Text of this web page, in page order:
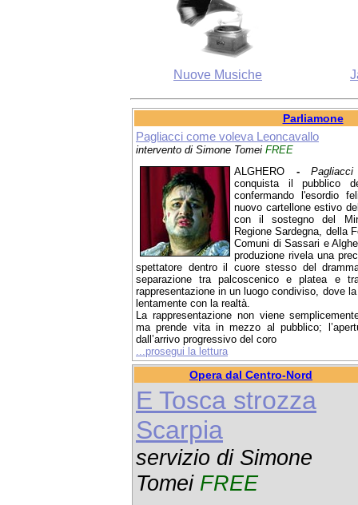
Nuove Musiche
Parliamone
Pagliacci come voleva Leoncavallo
intervento di Simone Tomei FREE
ALGHERO -Pagliacci
conquista il pubblico
confermando l'esordio
nuovo cartellone estivo
con il sostegno del
Regione Sardegna, della
Comuni di Sassari e
produzione rivela una
spettatore dentro il cuore stesso del
separazione tra palcoscenico e platea e
rappresentazione in un luogo condiviso, dove
lentamente con la realtà.
La rappresentazione non viene
ma prende vita in mezzo al pubblico;
dall’arrivo progressivo del coro
...prosegui la lettura
Opera dal Centro-Nord
E Tosca strozza
Scarpia
servizio di Simone
Tomei FREE